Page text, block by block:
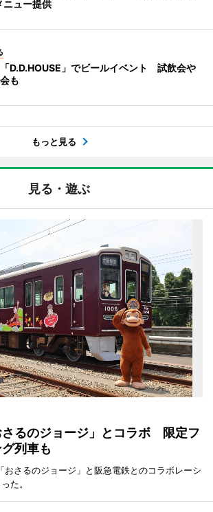
ュー提供
D.D.HOUSE」でビールイベント 試飲会や
も
もっと見る
見る・遊ぶ
さるのジョージ」とコラボ 限定フ
列車も
おさるのジョージ」と阪急電鉄とのコラボレーシ
た。